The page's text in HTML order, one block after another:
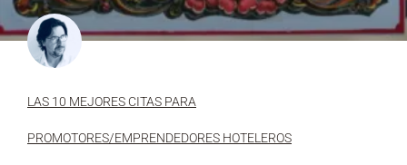
LAS 10 MEJORES CITAS PARA
PROMOTORES/EMPRENDEDORES HOTELEROS